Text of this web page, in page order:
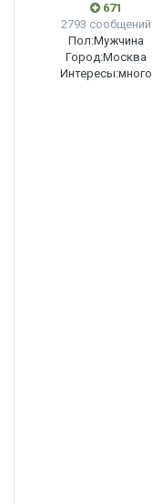
671
2793 сообщений
Пол:Мужчина
Город:Москва
Интересы:много